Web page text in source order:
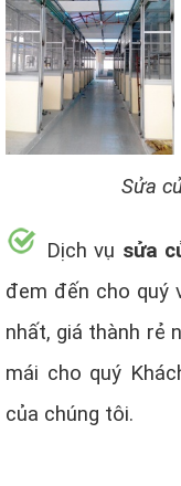
Sửa
Dịch vụ sửa
đem đến cho quý
nhất, giá thành rẻ
mái cho quý
của chúng tôi.